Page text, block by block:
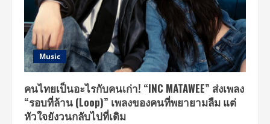
Music
คนไทยเป็นอะไรกับคนเก่า! “INC MATAWEE” ส่งเพลง
“รอบที่ล้าน (Loop)” เพลงของคนที่พยายามลืม แต่
หัวใจยังวนกลับไปที่เดิม